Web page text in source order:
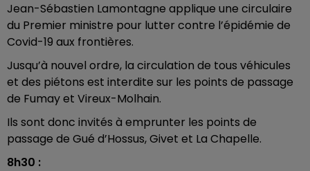
Jean-Sébastien Lamontagne applique une circulaire
du Premier ministre pour lutter contre l’épidémie de
Covid-19 aux frontières.
Jusqu’à nouvel ordre, la circulation de tous véhicules
et des piétons est interdite sur les points de passage
de Fumay et Vireux-Molhain.
Ils sont donc invités à emprunter les points de
passage de Gué d’Hossus, Givet et La Chapelle.
8h30 :